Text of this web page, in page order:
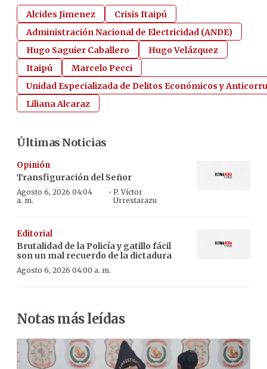
Alcides Jimenez
Crisis Itaipú
Administración Nacional de Electricidad (ANDE)
Hugo Saguier Caballero
Hugo Velázquez
Itaipú
Marcelo Pecci
Unidad Especializada de Delitos Económicos y
Liliana Alcaraz
Últimas Noticias
Opinión
Transfiguración del Señor
Agosto 6, 2026 04:04
a. m.
· P. Víctor
Urrestarazu
Editorial
Brutalidad de la Policía y gatillo fácil
son un mal recuerdo de la dictadura
Agosto 6, 2026 04:00 a. m.
Notas más leídas